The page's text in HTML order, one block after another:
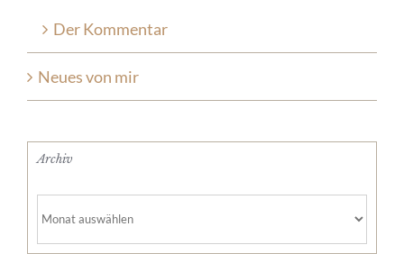
Der Kommentar
Neues von mir
Archiv